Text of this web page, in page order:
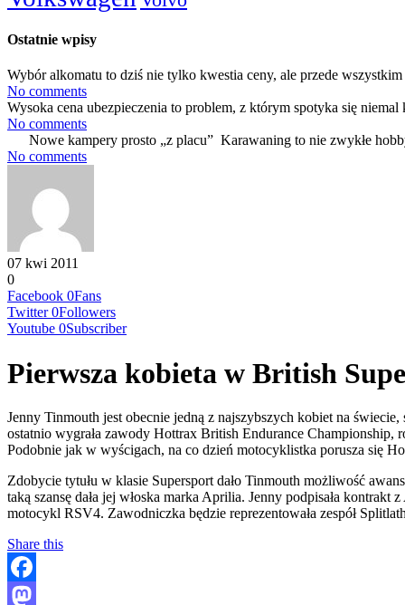
Ostatnie wpisy
Wybór alkomatu to dziś nie tylko kwestia ceny, ale przede wszystkim
No comments
Wysoka cena ubezpieczenia to problem, z którym spotyka się
No comments
Nowe kampery prosto „z placu” Karawaning to nie zwykłe
No comments
07 kwi 2011
0
Facebook 0Fans
Twitter 0Followers
Youtube 0Subscriber
Pierwsza kobieta w British
Jenny Tinmouth jest obecnie jedną z najszybszych kobiet na
ostatnio wygrała zawody Hottrax British Endurance Championship,
Podobnie jak w wyścigach, na co dzień motocyklistka porusza się
Zdobycie tytułu w klasie Supersport dało Tinmouth możliwość
taką szansę dała jej włoska marka Aprilia. Jenny podpisała
motocykl RSV4. Zawodniczka będzie reprezentowała zespół
Share this
Facebook